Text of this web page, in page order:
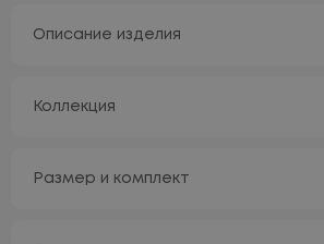
Описание изделия
Коллекция
Размер и комплект